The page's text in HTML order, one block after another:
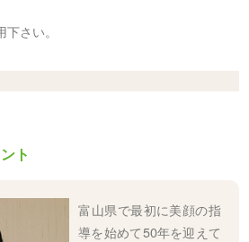
さい。
ト
富山県で最初に美顔の指
導を始めて50年を迎えて